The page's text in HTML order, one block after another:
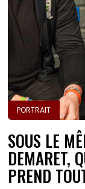
PORTRAIT
SOUS LE
DEMARET,
PREND